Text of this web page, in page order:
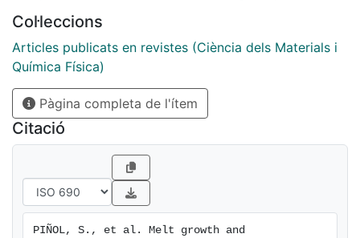
critical currents have been measured inductively by
SQUID magnetometry. The relationship between the
in-plane crystalline orientation and the observed
critical currents has been discussed.
Col·leccions
Articles publicats en revistes (Ciència dels Materials i
Química Física)
Pàgina completa de l'ítem
Citació
PIÑOL, S., et al. Melt growth and